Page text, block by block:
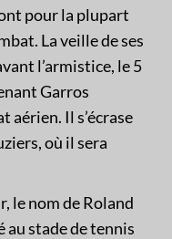
pour la plupart
La veille de ses
l’armistice, le 5
Garros
aérien. Il s’écrase
où il sera
le nom de Roland
au stade de tennis